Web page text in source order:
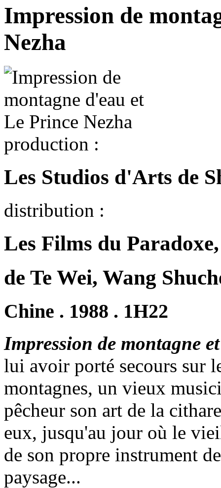
Impression de
Nezha
production :
Les Studios d'Arts de
distribution :
Les Films du
de Te Wei, Wang
Chine . 1988 . 1H22
Impression de montagne
lui avoir porté secours sur
montagnes, un vieux
pêcheur son art de la
eux, jusqu'au jour où le
de son propre instrument
paysage...